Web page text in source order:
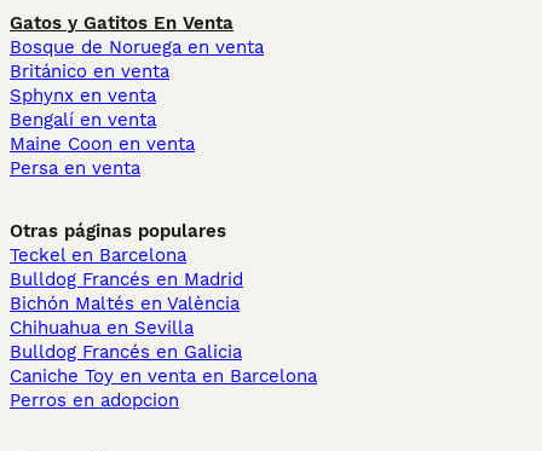
Gatos y Gatitos En Venta
Bosque de Noruega en venta
Británico en venta
Sphynx en venta
Bengalí en venta
Maine Coon en venta
Persa en venta
Otras páginas populares
Teckel en Barcelona
Bulldog Francés en Madrid
Bichón Maltés en València
Chihuahua en Sevilla
Bulldog Francés en Galicia
Caniche Toy en venta en Barcelona
Perros en adopcion